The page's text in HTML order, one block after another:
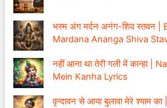
भस्म अंग मर्दन अनंग-शिव स्तवन |
Mardana Ananga Shiva
नहीं आना था तेरी गली में कान्हा |
Mein Kanha Lyrics
वृन्दावन से आया बुलावा मेरे श्याम